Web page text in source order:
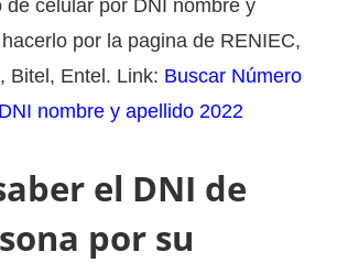
de celular por DNI nombre y
por la pagina de RENIEC,
Bitel, Entel. Link: Buscar Número
nombre y apellido 2022
el DNI de
por su